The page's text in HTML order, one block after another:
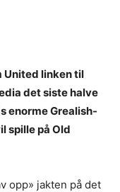
United linken til
det siste halve
enorme Grealish-
spille på Old
opp» jakten på det